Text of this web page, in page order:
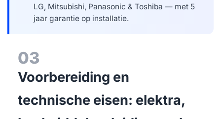
LG, Mitsubishi, Panasonic & Toshiba — met 5
jaar garantie op installatie.
03
Voorbereiding en
technische eisen: elektra,